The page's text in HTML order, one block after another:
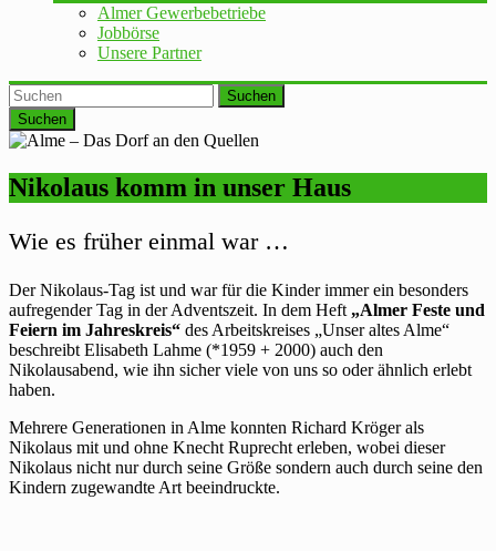
Almer Gewerbebetriebe
Jobbörse
Unsere Partner
Suchen
Nikolaus komm in unser Haus
Wie es früher einmal war …
Der Nikolaus-Tag ist und war für die Kinder immer ein besonders
aufregender Tag in der Adventszeit. In dem Heft „Almer Feste und
Feiern im Jahreskreis“ des Arbeitskreises „Unser altes Alme“
beschreibt Elisabeth Lahme (*1959 + 2000) auch den
Nikolausabend, wie ihn sicher viele von uns so oder ähnlich erlebt
haben.
Mehrere Generationen in Alme konnten Richard Kröger als
Nikolaus mit und ohne Knecht Ruprecht erleben, wobei dieser
Nikolaus nicht nur durch seine Größe sondern auch durch seine den
Kindern zugewandte Art beeindruckte.